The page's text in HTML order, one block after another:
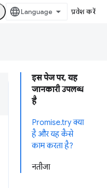
प्रवेश करें
इस पेज पर, यह
जानकारी उपलब्ध
है
Promise.try क्या
है और यह कैसे
काम करता है?
नतीजा